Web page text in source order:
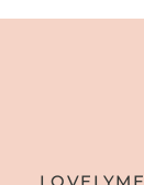
LOVELYME